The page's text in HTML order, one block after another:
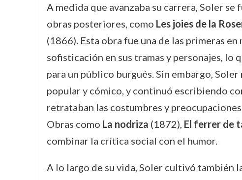
A medida que avanzaba su carrera, Soler se
obras posteriores, como Les joies de la
(1866). Esta obra fue una de las primeras en
sofisticación en sus tramas y personajes, lo
para un público burgués. Sin embargo,
popular y cómico, y continuó escribiendo
retrataban las costumbres y
Obras como La nodriza (1872), El ferrer de
combinar la crítica social con el humor.
A lo largo de su vida, Soler cultivó también